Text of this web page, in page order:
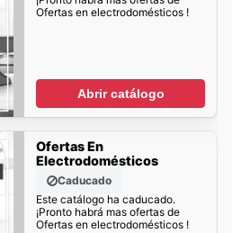
Ofertas en electrodomésticos !
Abrir catálogo
Ofertas En
Electrodomésticos
Caducado
Este catálogo ha caducado.
¡Pronto habrá mas ofertas de
Ofertas en electrodomésticos !